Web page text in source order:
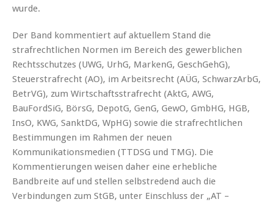
wurde.
Der Band kommentiert auf aktuellem Stand die
strafrechtlichen Normen im Bereich des gewerblichen
Rechtsschutzes (UWG, UrhG, MarkenG, GeschGehG),
Steuerstrafrecht (AO), im Arbeitsrecht (AÜG, SchwarzArbG,
BetrVG), zum Wirtschaftsstrafrecht (AktG, AWG,
BauFordSiG, BörsG, DepotG, GenG, GewO, GmbHG, HGB,
InsO, KWG, SanktDG, WpHG) sowie die strafrechtlichen
Bestimmungen im Rahmen der neuen
Kommunikationsmedien (TTDSG und TMG). Die
Kommentierungen weisen daher eine erhebliche
Bandbreite auf und stellen selbstredend auch die
Verbindungen zum StGB, unter Einschluss der „AT –